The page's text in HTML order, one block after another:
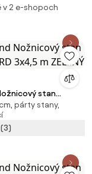
v 2 e-shopoch
stan
3x4,5 m ZELENÝ
párty stany,
(3)